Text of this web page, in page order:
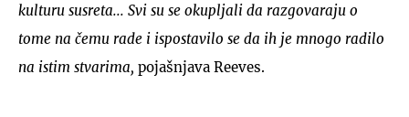
kulturu susreta... Svi su se okupljali da razgovaraju o
tome na čemu rade i ispostavilo se da ih je mnogo radilo
na istim stvarima, pojašnjava Reeves.